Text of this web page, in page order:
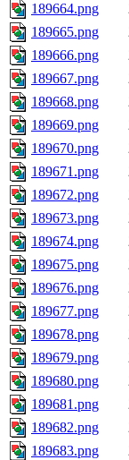
189664.png
189665.png
189666.png
189667.png
189668.png
189669.png
189670.png
189671.png
189672.png
189673.png
189674.png
189675.png
189676.png
189677.png
189678.png
189679.png
189680.png
189681.png
189682.png
189683.png